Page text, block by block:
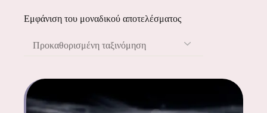
Εμφάνιση του μοναδικού αποτελέσματος
Προκαθορισμένη ταξινόμηση